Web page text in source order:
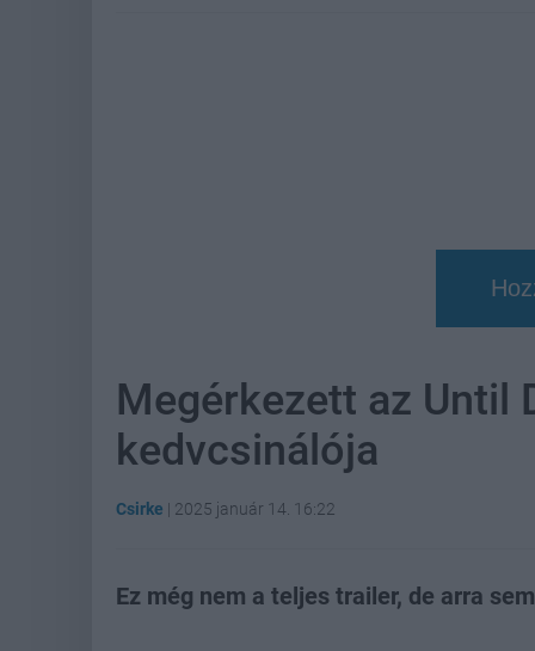
Megérkezett az Until
kedvcsinálója
Csirke | 2025 január 14. 16:22
Ez még nem a teljes trailer, de arra